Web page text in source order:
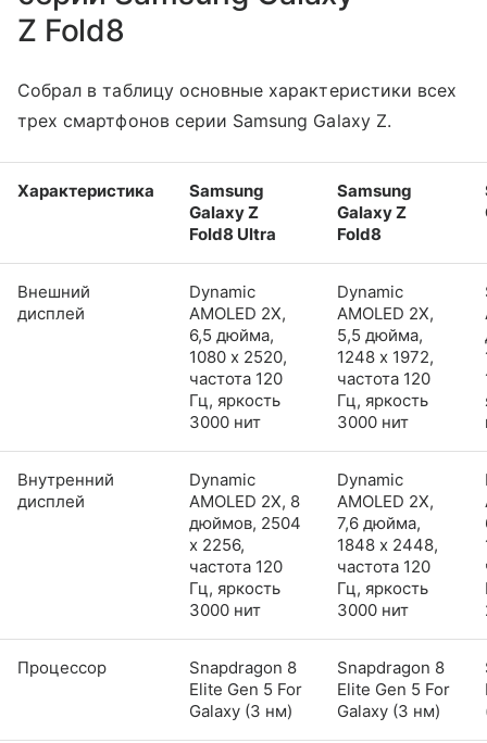
Z Fold8
Собрал в таблицу основные характеристики всех
трех смартфонов серии Samsung Galaxy Z.
Характеристика
Samsung
Galaxy Z
Fold8 Ultra
Samsung
Galaxy Z
Fold8
Внешний
дисплей
Dynamic
AMOLED 2X,
6,5 дюйма,
1080 x 2520,
частота 120
Гц, яркость
3000 нит
Dynamic
AMOLED 2X,
5,5 дюйма,
1248 x 1972,
частота 120
Гц, яркость
3000 нит
Внутренний
дисплей
Dynamic
AMOLED 2X, 8
дюймов, 2504
x 2256,
частота 120
Гц, яркость
3000 нит
Dynamic
AMOLED 2X,
7,6 дюйма,
1848 x 2448,
частота 120
Гц, яркость
3000 нит
Процессор
Snapdragon 8
Elite Gen 5 For
Galaxy (3 нм)
Snapdragon 8
Elite Gen 5 For
Galaxy (3 нм)